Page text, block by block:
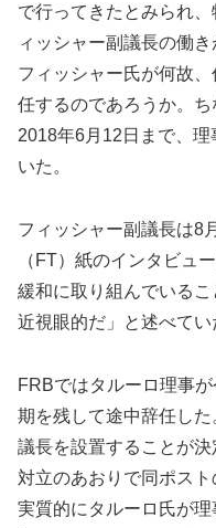
で行ってきたとみられ
ィッシャー副議長の働
フィッシャー氏が何故
任するのであろうか。
2018年6月12日まで、
いた。
フィッシャー副議長は8
（FT）紙のインタビュ
緩和に取り組んでいる
近視眼的だ」と述べてい
FRBではタルーロ理事
期を残して途中辞任し
議長を設置することが
対立のあおりで同ポス
実質的にタルーロ氏が